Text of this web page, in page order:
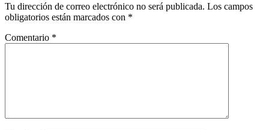
Tu dirección de correo electrónico no será publicada. Los campos
obligatorios están marcados con *
Comentario *